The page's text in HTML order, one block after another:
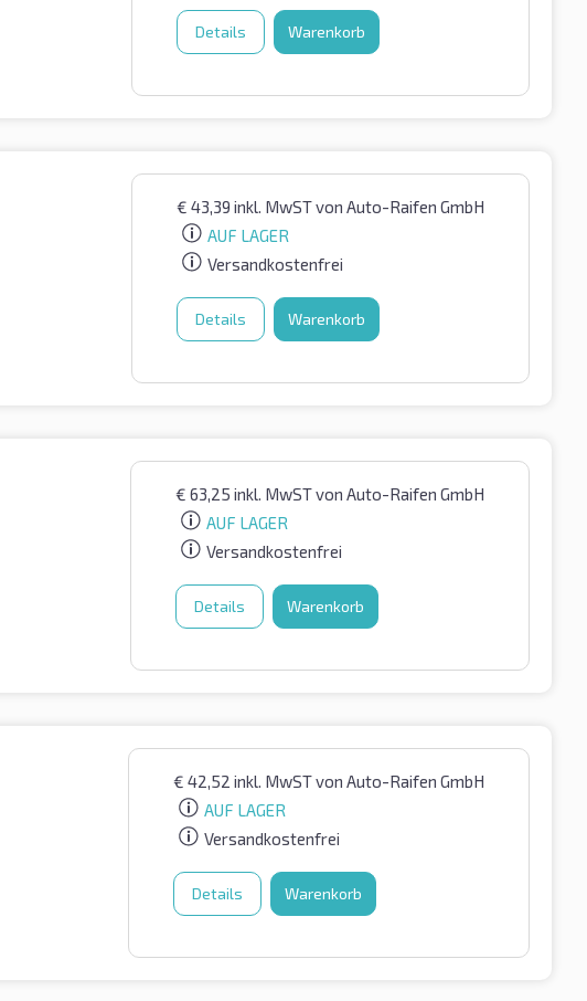
Details Warenkorb
€ 43,39 inkl. MwSTvon Auto-Raifen GmbH
AUF LAGER
Versandkostenfrei
Details Warenkorb
€ 63,25 inkl. MwSTvon Auto-Raifen GmbH
AUF LAGER
Versandkostenfrei
Details Warenkorb
€ 42,52 inkl. MwSTvon Auto-Raifen GmbH
AUF LAGER
Versandkostenfrei
Details Warenkorb